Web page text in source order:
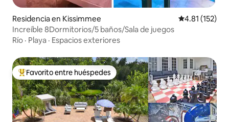
Residencia en Kissimmee Calificación
4.81 (152)
Increíble 8Dormitorios/5 baños/Sala de juegos
Río · Playa · Espacios exteriores
De los mejores en Favorito entre huéspedes
Favorito entre huéspedes